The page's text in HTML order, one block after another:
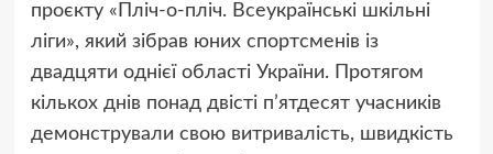
проєкту «Пліч-о-пліч. Всеукраїнські шкільні
ліги», який зібрав юних спортсменів із
двадцяти однієї області України. Протягом
кількох днів понад двісті п’ятдесят учасників
демонстрували свою витривалість, швидкість